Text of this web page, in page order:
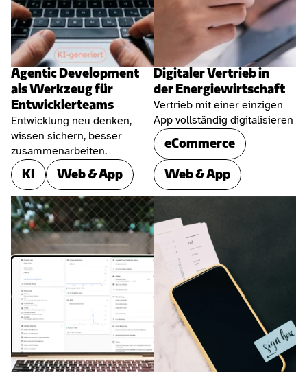
Agentic Development
als Werkzeug für
Entwicklerteams
Entwicklung neu denken,
wissen sichern, besser
zusammenarbeiten.
KI Web & App
Digitaler Vertrieb in
der Energiewirtschaft
Vertrieb mit einer einzigen
App vollständig digitalisieren
eCommerce
Web & App